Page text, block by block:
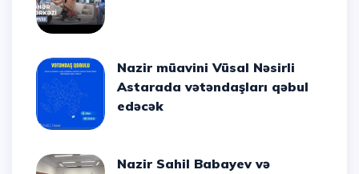
Nazir müavini Vüsal Nəsirli
Astarada vətəndaşları qəbul
edəcək
Nazir Sahil Babayev və